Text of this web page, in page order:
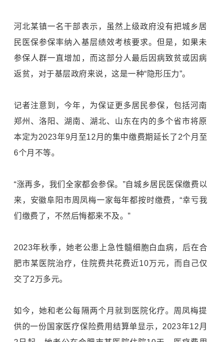
河北某镇一名干部表示，虽然上级政府没有把城乡居
民医保参保率纳入基层绩效考核要求。但是，如果未
参保人群一直增加，而这部分人最后因病致贫或因病
返贫，对于基层政府来说，这是一种“隐形压力”。
记者注意到，今年，为保证更多居民参保，包括河南
郑州、洛阳、湖南、湖北、山东在内的多个省市将原
本定为2023年9月至12月的集中缴费期延长了2个月至
6个月不等。
“涨再多，我们全家都会参保。”自城乡居民医保缴费以
来，安徽阜阳市周凤梅一家每年都按时缴费，“幸亏我
们缴费了，不然后悔都来不及。”
2023年秋季，她老公患上急性髓细胞白血病，后在合
肥市某医院治疗，住院费共花费近10万元，而自己仅
交了2万多元。
如今，她和老公每隔两个月就到医院化疗。周凤梅提
供的一份国家医疗保险费用结算单显示，2023年12月